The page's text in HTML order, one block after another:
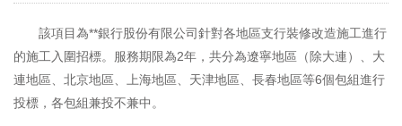
該項目為**銀行股份有限公司針對各地區支行裝修改造施工進行
的施工入圍招標。服務期限為2年，共分為遼寧地區（除大連）、大
連地區、北京地區、上海地區、天津地區、長春地區等6個包組進行
投標，各包組兼投不兼中。